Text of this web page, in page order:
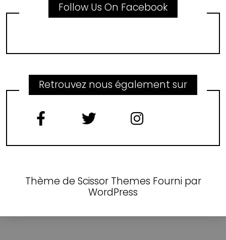
Follow Us On Facebook
Retrouvez nous également sur
Thème de Scissor Themes Fourni par
WordPress